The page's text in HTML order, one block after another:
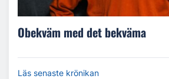
Obekväm med det bekväma
Läs senaste krönikan